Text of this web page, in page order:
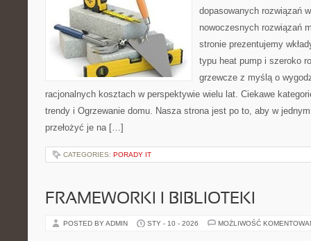
dopasowanych rozwiązań
nowoczesnych rozwiązań
stronie prezentujemy
typu heat pump i szeroko
grzewcze z myślą o
racjonalnych kosztach w perspektywie wielu lat. Ciekawe
trendy i Ogrzewanie domu. Nasza strona jest po to, aby w
przełożyć je na […]
CATEGORIES: PORADY IT
FRAMEWORKI I BIBLIOTEKI
POSTED BY ADMIN STY - 10 - 2026 MOŻLIWOŚĆ